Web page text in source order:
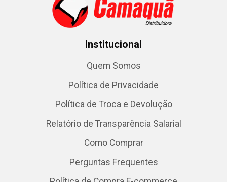
Institucional
Quem Somos
Política de Privacidade
Política de Troca e Devolução
Relatório de Transparência Salarial
Como Comprar
Perguntas Frequentes